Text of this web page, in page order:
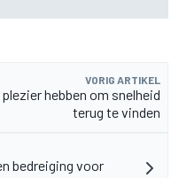
VORIG ARTIKEL
hebben om snelheid
terug te vinden
bedreiging voor